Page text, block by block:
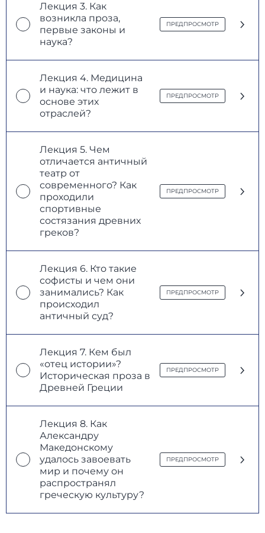
Лекция 3. Как
возникла проза,
первые законы и
наука?
ПРЕДПРОСМОТР
Лекция 4. Медицина
и наука: что лежит в
основе этих
отраслей?
ПРЕДПРОСМОТР
Лекция 5. Чем
отличается античный
театр от
современного? Как
проходили
спортивные
состязания древних
греков?
ПРЕДПРОСМОТР
Лекция 6. Кто такие
софисты и чем они
занимались? Как
происходил
античный суд?
ПРЕДПРОСМОТР
Лекция 7. Кем был
«отец истории»?
Историческая проза в
Древней Греции
ПРЕДПРОСМОТР
Лекция 8. Как
Александру
Македонскому
удалось завоевать
мир и почему он
распространял
греческую культуру?
ПРЕДПРОСМОТР